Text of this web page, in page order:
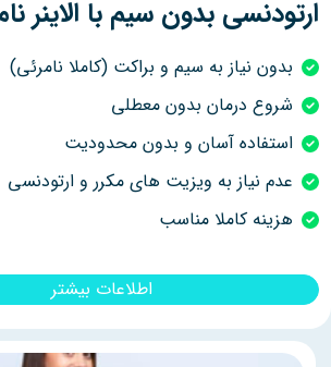
ارتودنسی بدون سیم با الاینر
بدون نیاز به سیم و براکت (کاملا نامرئی)
شروع درمان بدون معطلی
استفاده آسان و بدون محدودیت
عدم نیاز به ویزیت های مکرر و ارتودنسی
هزینه کاملا مناسب
اطلاعات بیشتر